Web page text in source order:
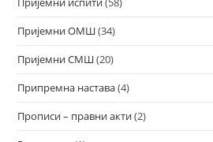
Пријемни ОМШ(34)
Пријемни СМШ(20)
Припремна настава(4)
Прописи – правни акти(2)